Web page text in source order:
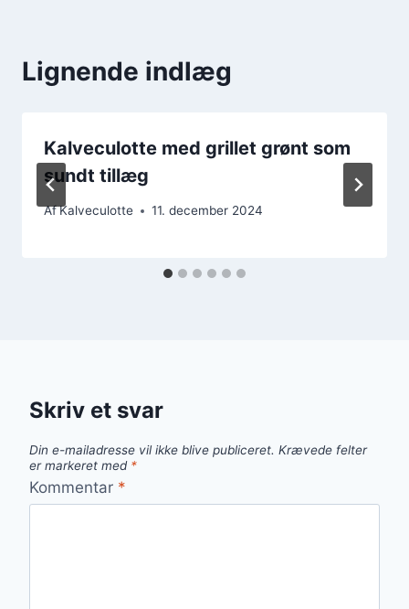
Lignende indlæg
Kalveculotte med grillet grønt som
sundt tillæg
AfKalveculotte 11. december 2024
Skriv et svar
Din e-mailadresse vil ikke blive publiceret. Krævede felter
er markeret med *
Kommentar *